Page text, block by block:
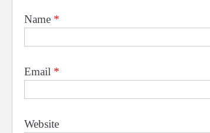
Name *
Email *
Website